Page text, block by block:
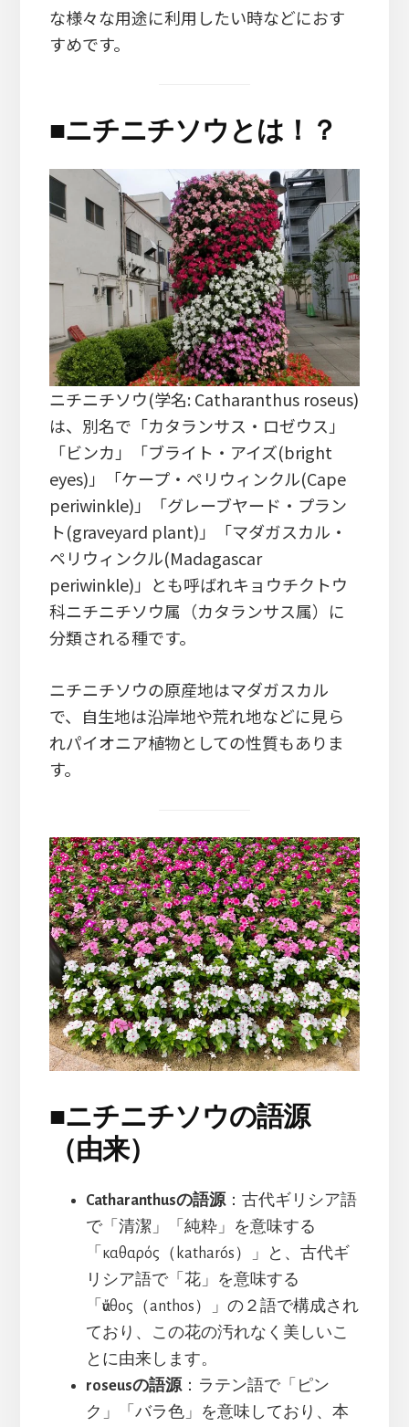
な様々な用途に利用したい時などにおす
すめです。
■ニチニチソウとは！？
ニチニチソウ(学名: Catharanthus roseus)
は、別名で「カタランサス・ロゼウス」
「ビンカ」「ブライト・アイズ(bright
eyes)」「ケープ・ペリウィンクル(Cape
periwinkle)」「グレーブヤード・プラン
ト(graveyard plant)」「マダガスカル・
ペリウィンクル(Madagascar
periwinkle)」とも呼ばれキョウチクトウ
科ニチニチソウ属（カタランサス属）に
分類される種です。
ニチニチソウの原産地はマダガスカル
で、自生地は沿岸地や荒れ地などに見ら
れパイオニア植物としての性質もありま
す。
■ニチニチソウの語源
（由来）
Catharanthusの語源：古代ギリシア語
で「清潔」「純粋」を意味する
「καθαρός（katharós）」と、古代ギ
リシア語で「花」を意味する
「ἄνθος（anthos）」の２語で構成され
ており、この花の汚れなく美しいこ
とに由来します。
roseusの語源：ラテン語で「ピン
ク」「バラ色」を意味しており、本